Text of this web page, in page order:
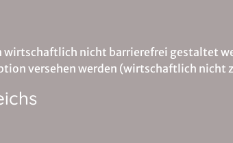
wirtschaftlich nicht barrierefrei gestaltet
versehen werden (wirtschaftlich nicht